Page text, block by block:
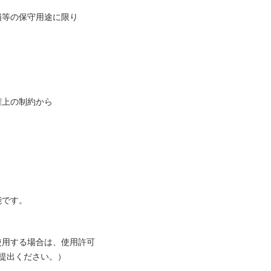
の保守用途に限り
の制約から
す。
する場合は、使用許可
ください。）